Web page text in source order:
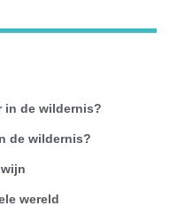
in de wildernis?
de wildernis?
wereld